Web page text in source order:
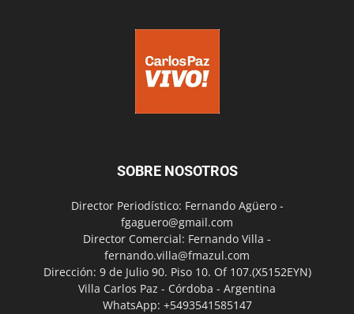
SOBRE NOSOTROS
Director Periodístico: Fernando Agüero -
fgaguero@gmail.com
Director Comercial: Fernando Villa -
fernando.villa@fmazul.com
Dirección: 9 de Julio 90. Piso 10. Of 107.(X5152EYN)
Villa Carlos Paz - Córdoba - Argentina
WhatsApp: +5493541585147